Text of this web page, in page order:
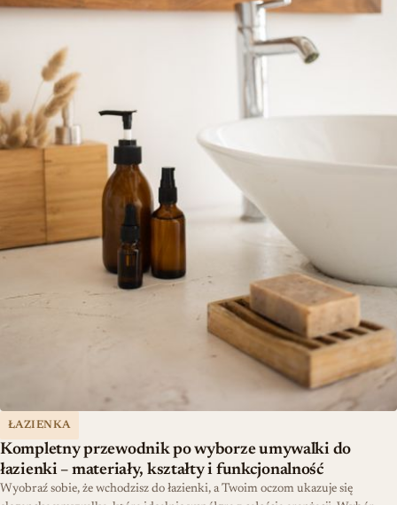
ŁAZIENKA
Kompletny przewodnik po wyborze umywalki do
łazienki – materiały, kształty i funkcjonalność
Wyobraź sobie, że wchodzisz do łazienki, a Twoim oczom ukazuje się